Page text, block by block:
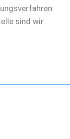
sind wir